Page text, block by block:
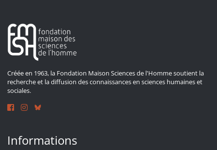
Créée en 1963, la Fondation Maison Sciences de l'Homme soutient la
recherche et la diffusion des connaissances en sciences humaines et
sociales.
Informations